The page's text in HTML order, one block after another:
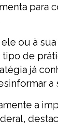
para
ou à
de
já
a
a